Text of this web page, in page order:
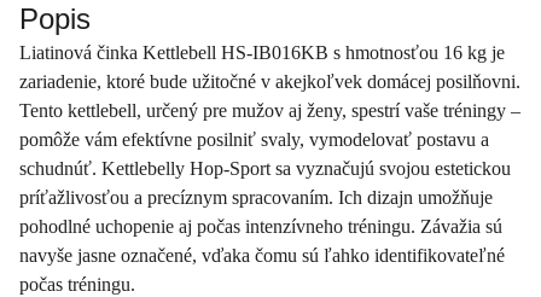
Popis
Liatinová činka Kettlebell HS-IB016KB s hmotnosťou 16 kg je
zariadenie, ktoré bude užitočné v akejkoľvek domácej posilňovni.
Tento kettlebell, určený pre mužov aj ženy, spestrí vaše tréningy –
pomôže vám efektívne posilniť svaly, vymodelovať postavu a
schudnúť. Kettlebelly Hop-Sport sa vyznačujú svojou estetickou
príťažlivosťou a precíznym spracovaním. Ich dizajn umožňuje
pohodlné uchopenie aj počas intenzívneho tréningu. Závažia sú
navyše jasne označené, vďaka čomu sú ľahko identifikovateľné
počas tréningu.